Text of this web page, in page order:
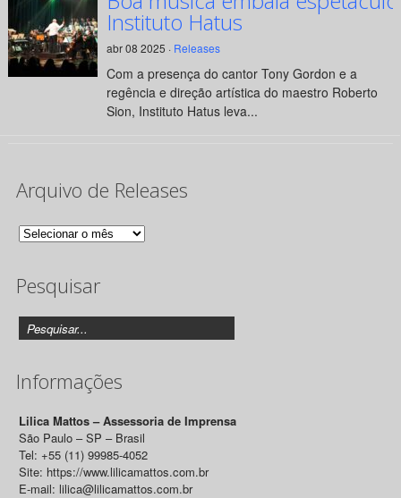
Instituto Hatus
abr 08 2025 · Releases
Com a presença do cantor Tony Gordon e a
regência e direção artística do maestro Roberto
Sion, Instituto Hatus leva...
Arquivo de Releases
Arquivo
Releases
Pesquisar
Informações
Lilica Mattos – Assessoria de Imprensa
São Paulo – SP – Brasil
Tel: +55 (11) 99985-4052
Site: https://www.lilicamattos.com.br
E-mail: lilica@lilicamattos.com.br